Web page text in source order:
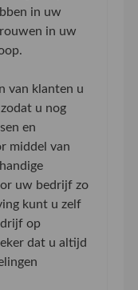
in uw
in uw
van klanten u
u nog
en
middel van
uw bedrijf zo
kunt u zelf
op
dat u altijd